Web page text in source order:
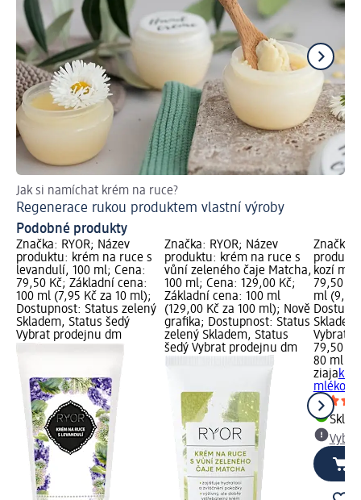
Jak si namíchat krém na ruce?
Regenerace rukou produktem vlastní výroby
Podobné produkty
Značka: RYOR; Název
produktu: krém na ruce s
levandulí, 100 ml; Cena:
79,50 Kč; Základní cena:
100 ml (7,95 Kč za 10 ml);
Dostupnost: Status zelený
Skladem, Status šedý
Vybrat prodejnu dm
Značka: RYOR; Název
produktu: krém na ruce s
vůní zeleného čaje Matcha,
100 ml; Cena: 129,00 Kč;
Základní cena: 100 ml
(129,00 Kč za 100 ml); Nově
grafika; Dostupnost: Status
zelený Skladem, Status
šedý Vybrat prodejnu dm
Značka:
kozí
79,50
ml (9,94
Vybrat
79,50 Kč
80 ml
ziaja
mléko,